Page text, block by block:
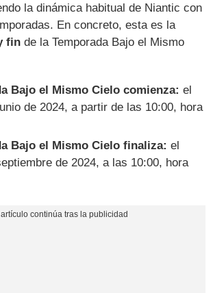
la dinámica habitual de Niantic con
En concreto, esta es la
fin de la Temporada Bajo el Mismo
Bajo el Mismo Cielo comienza: el
de 2024, a partir de las 10:00, hora
Bajo el Mismo Cielo finaliza: el
de 2024, a las 10:00, hora